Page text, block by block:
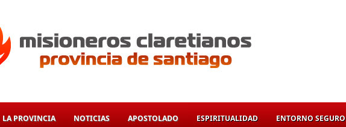
LA PROVINCIA NOTICIAS APOSTOLADO ESPIRITUALIDAD ENTORNO SEGURO